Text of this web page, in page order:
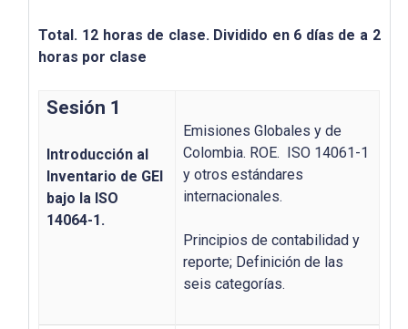
Total. 12 horas de clase. Dividido en 6 días de a 2
horas por clase
Sesión 1
Introducción al
Inventario de GEI
bajo la ISO
14064-1.
Emisiones Globales y de
Colombia. ROE. ISO 14061-1
y otros estándares
internacionales.
Principios de contabilidad y
reporte; Definición de las
seis categorías.